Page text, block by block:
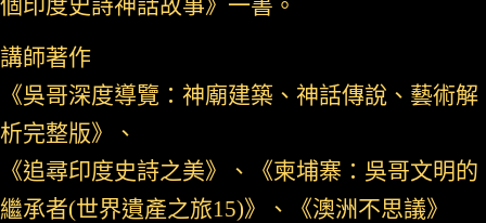
講師著作
《吳哥深度導覽：神廟建築、神話傳說、藝術解
析完整版》、
《追尋印度史詩之美》、《柬埔寨：吳哥文明的
繼承者(世界遺產之旅15)》、《澳洲不思議》